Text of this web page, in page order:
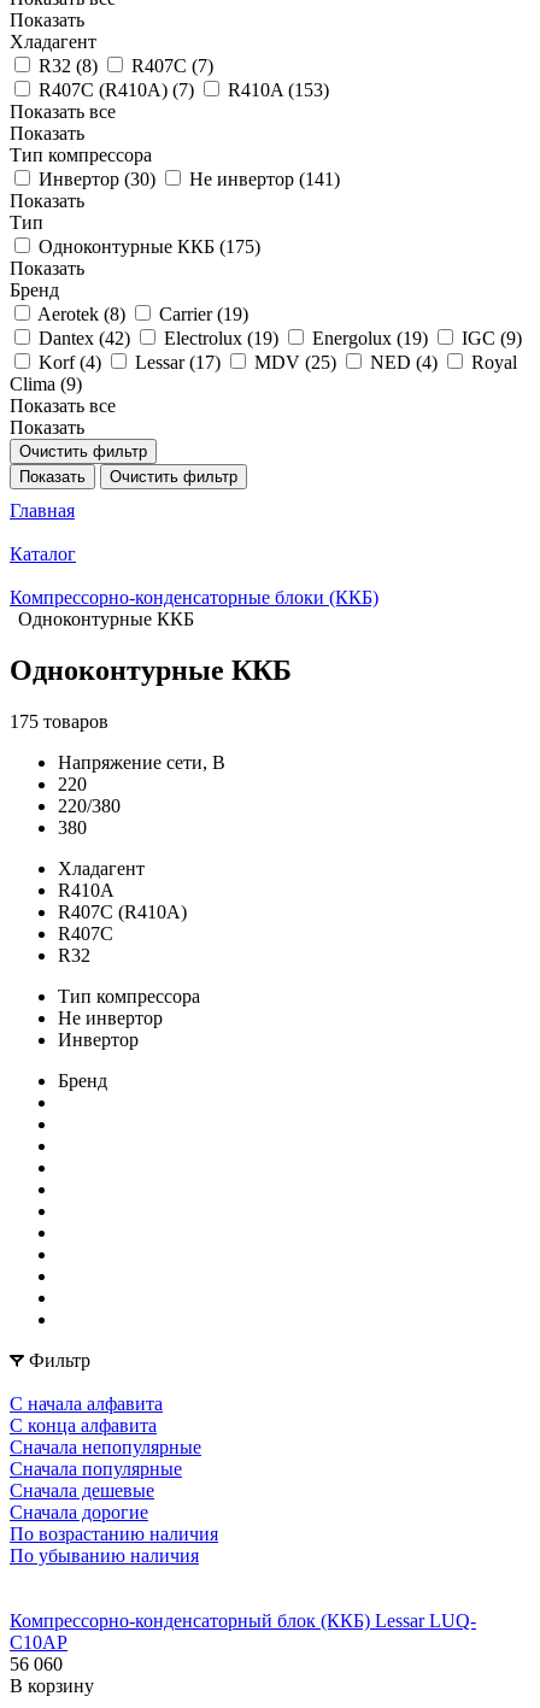
Показать
Хладагент
R32 (8) R407C (7)
R407C (R410A) (7) R410A (153)
Показать все
Показать
Тип компрессора
Инвертор (30) Не инвертор (141)
Показать
Тип
Одноконтурные ККБ (175)
Показать
Бренд
Aerotek (8) Carrier (19)
Dantex (42) Electrolux (19) Energolux (19) IGC (9)
Korf (4) Lessar (17) MDV (25) NED (4)
Royal
Clima (9)
Показать все
Показать
Очистить фильтр
Показать
Очистить фильтр
Главная
Каталог
Компрессорно-конденсаторные блоки (ККБ)
Одноконтурные ККБ
Одноконтурные ККБ
175 товаров
Напряжение сети, В
220
220/380
380
Хладагент
R410A
R407C (R410A)
R407C
R32
Тип компрессора
Не инвертор
Инвертор
Бренд
Фильтр
С начала алфавита
С конца алфавита
Сначала непопулярные
Сначала популярные
Сначала дешевые
Сначала дорогие
По возрастанию наличия
По убыванию наличия
Компрессорно-конденсаторный блок (ККБ) Lessar LUQ-
C10AP
56 060
В корзину